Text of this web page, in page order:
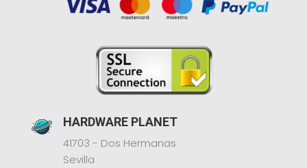
HARDWARE PLANET
41703 - Dos Hermanas
Sevilla